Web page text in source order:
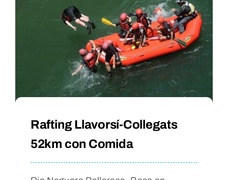
Rafting Llavorsí-Collegats
52km con Comida